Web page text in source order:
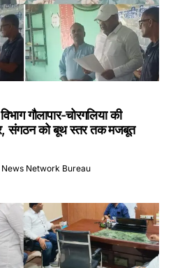
गौलापार-चोरगलिया की
संगठन को बूथ स्तर तक मजबूत
News Network Bureau